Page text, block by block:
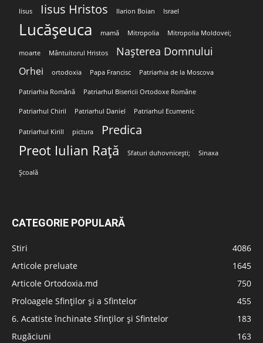
Iisus Iisus Hristos Ilarion Boian Israel
Lucășeuca mamă Mitropolia Mitropolia Moldovei;
moarte Mântuitorul Hristos Nașterea Domnului
Orhei ortodoxia Papa Francisc Patriarhia de la Moscova
Patriarhia Română Patriarhul Bisericii Ortodoxe Române
Patriarhul Chiril Patriarhul Daniel Patriarhul Ecumenic
Patriarhul Kirill pictura Predica
Preot Iulian Rață Sfaturi duhovnicești; Sinaxa
Școală
CATEGORIE POPULARĂ
Stiri
4086
Articole preluate
1645
Articole Ortodoxia.md
750
Proloagele Sfinților și a Sfintelor
455
6. Acatiste închinate Sfinților și Sfintelor
183
Rugăciuni
163